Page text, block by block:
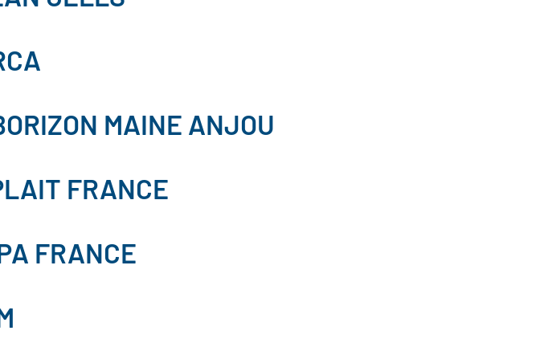
MAINE ANJOU
FRANCE
FRANCE